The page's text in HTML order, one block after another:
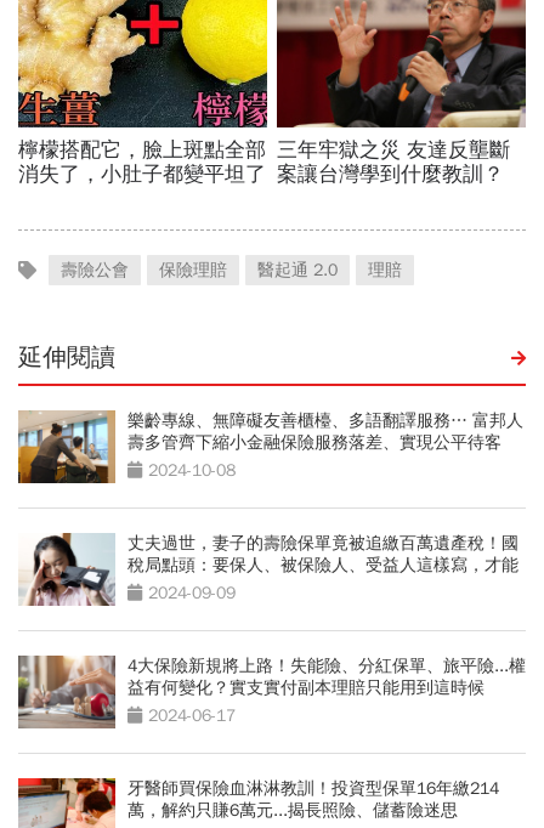
壽險公會 保險理賠 醫起通 2.0 理賠
延伸閱讀
樂齡專線、無障礙友善櫃檯、多語翻譯服務… 富邦人
壽多管齊下縮小金融保險服務落差、實現公平待客
2024-10-08
丈夫過世，妻子的壽險保單竟被追繳百萬遺產稅！國
稅局點頭：要保人、被保險人、受益人這樣寫，才能
節稅2024-09-09
4大保險新規將上路！失能險、分紅保單、旅平險...權
益有何變化？實支實付副本理賠只能用到這時候
2024-06-17
牙醫師買保險血淋淋教訓！投資型保單16年繳214
萬，解約只賺6萬元...揭長照險、儲蓄險迷思